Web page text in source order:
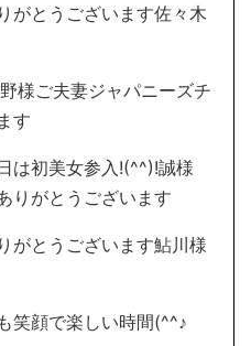
がとうございます佐々木
様ご夫妻ジャパニーズチ
す
は初美女参入!(^^)!誠様
りがとうございます
がとうございます鮎川様
笑顔で楽しい時間(^^♪